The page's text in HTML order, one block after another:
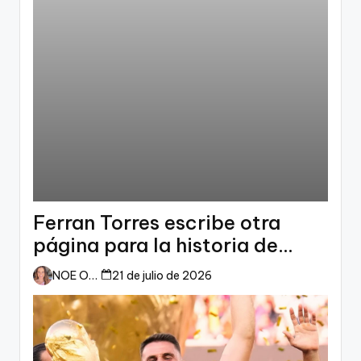
Ferran Torres escribe otra
página para la historia de
España
NOE ORTIZ 21 de julio de 2026